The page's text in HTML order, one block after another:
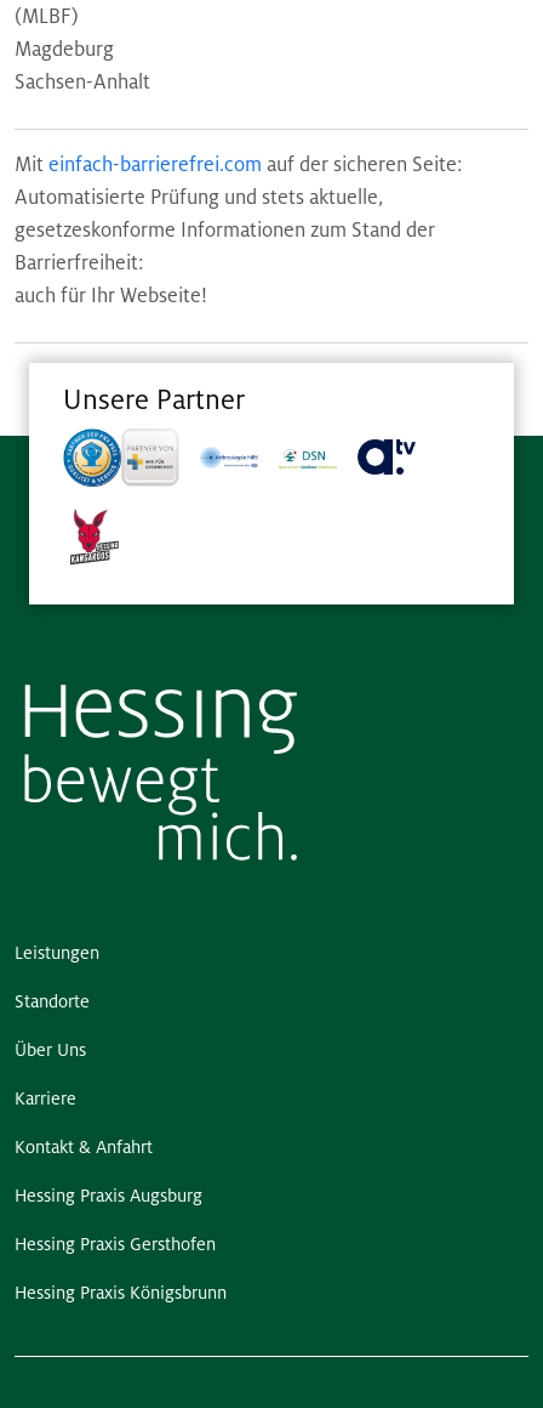
(MLBF)
Magdeburg
Sachsen-Anhalt
Mit einfach-barrierefrei.com auf der sicheren Seite:
Automatisierte Prüfung und stets aktuelle,
gesetzeskonforme Informationen zum Stand der
Barrierfreiheit:
auch für Ihr Webseite!
Unsere Partner
Leistungen
Standorte
Über Uns
Karriere
Kontakt & Anfahrt
Hessing Praxis Augsburg
Hessing Praxis Gersthofen
Hessing Praxis Königsbrunn